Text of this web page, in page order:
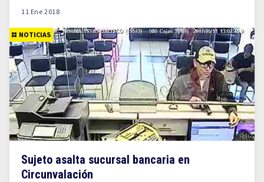
11 Ene 2018
NOTICIAS
Sujeto asalta sucursal bancaria en
Circunvalación